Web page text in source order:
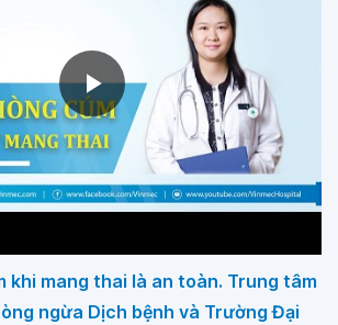
khi mang thai là an toàn. Trung tâm
ngừa Dịch bệnh và Trường Đại